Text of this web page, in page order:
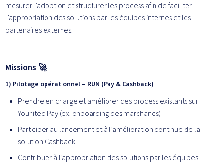
mesurer l’adoption et structurer les process afin de faciliter
l’appropriation des solutions par les équipes internes et les
partenaires externes.
Missions 🚀
1) Pilotage opérationnel – RUN (Pay & Cashback)
Prendre en charge et améliorer des process existants sur
Younited Pay (ex. onboarding des marchands)
Participer au lancement et à l’amélioration continue de la
solution Cashback
Contribuer à l’appropriation des solutions par les équipes